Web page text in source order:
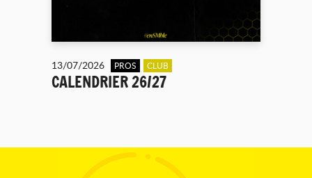
13/07/2026 PROS CLUB
CALENDRIER 26/27